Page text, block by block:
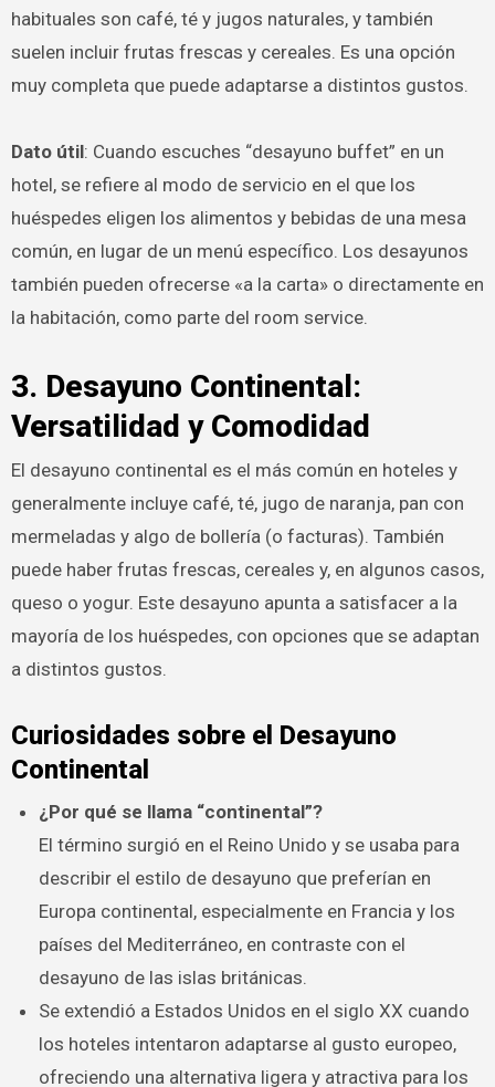
habituales son café, té y jugos naturales, y también
suelen incluir frutas frescas y cereales. Es una opción
muy completa que puede adaptarse a distintos gustos.
Dato útil: Cuando escuches “desayuno buffet” en un
hotel, se refiere al modo de servicio en el que los
huéspedes eligen los alimentos y bebidas de una mesa
común, en lugar de un menú específico. Los desayunos
también pueden ofrecerse «a la carta» o directamente en
la habitación, como parte del room service.
3. Desayuno Continental:
Versatilidad y Comodidad
El desayuno continental es el más común en hoteles y
generalmente incluye café, té, jugo de naranja, pan con
mermeladas y algo de bollería (o facturas). También
puede haber frutas frescas, cereales y, en algunos casos,
queso o yogur. Este desayuno apunta a satisfacer a la
mayoría de los huéspedes, con opciones que se adaptan
a distintos gustos.
Curiosidades sobre el Desayuno
Continental
¿Por qué se llama “continental”?
El término surgió en el Reino Unido y se usaba para
describir el estilo de desayuno que preferían en
Europa continental, especialmente en Francia y los
países del Mediterráneo, en contraste con el
desayuno de las islas británicas.
Se extendió a Estados Unidos en el siglo XX cuando
los hoteles intentaron adaptarse al gusto europeo,
ofreciendo una alternativa ligera y atractiva para los